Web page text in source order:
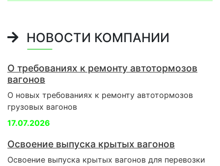
НОВОСТИ КОМПАНИИ
О требованиях к ремонту автотормозов
вагонов
О новых требованиях к ремонту автотормозов
грузовых вагонов
17.07.2026
Освоение выпуска крытых вагонов
Освоение выпуска крытых вагонов для перевозки